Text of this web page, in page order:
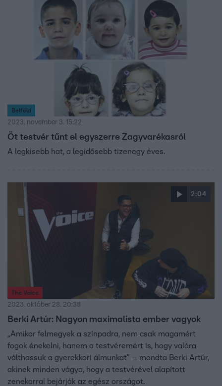
Belföld
2023. november 3. 15:22
Öt testvér tűnt el egyszerre Zagyvarékasról
A legkisebb hat, a legidősebb tizenegy éves.
2:04
The Voice
2023. október 28. 20:38
Berki Artúr: Nagyon maximalista ember vagyok
„Amikor felmegyek a színpadra, nem csak magamért
fogok énekelni, hanem a testvéremért is, hogy valóra
válthassuk a gyerekkori álmunkat” – mondta Berki Artúr,
akinek minden vágya, hogy a testvérével alapított
zenekarral bejárják az egész országot.